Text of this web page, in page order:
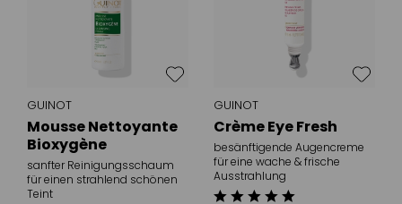
GUINOT
Mousse Nettoyante
Bioxygène
sanfter Reinigungsschaum
für einen strahlend schönen
Teint
GUINOT
Crème Eye Fresh
besänftigende Augencreme
für eine wache & frische
Ausstrahlung